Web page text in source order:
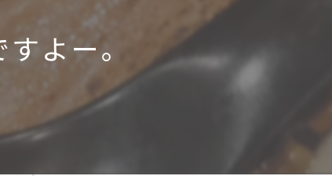
ペットシッター
よー。